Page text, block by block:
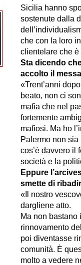
Sicilia hanno
sostenute dalla
che con la loro
clientelare che
Sta dicendo
accolto il
«Trent’anni
beato, non ci
mafia che nel
fortemente
mafiosi. Ma ho
Palermo non
cos’è davvero il
società e la
Eppure
smette di
«Il nostro
dargliene atto.
Ma non bastano
rinnovamento
poi diventasse
comunità. È
molto a vedere